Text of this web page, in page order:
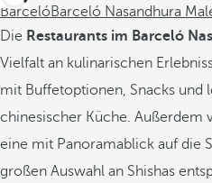
BarcelóBarceló Nasandhura
Die Restaurants im Barceló
Vielfalt an kulinarischen
mit Buffetoptionen, Snacks und
chinesischer Küche. Außerdem
eine mit Panoramablick auf die
großen Auswahl an Shishas